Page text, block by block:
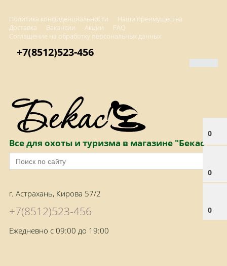
Политика конфиденциальности
Наши преимущества
Доставка
Вакансии Акции
FAQ
Соглашение на обработку персональных данных
0
0
0
+7(8512)523-456
Все для охоты и туризма в магазине "Бекас"
г. Астрахань, Кирова 57/2
+7(8512)523-456
Ежедневно с 09:00 до 19:00